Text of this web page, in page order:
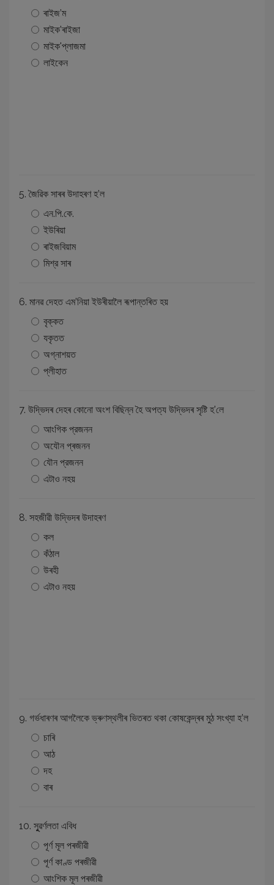
ৰাইজ’ম
মাইক'ৰাইজা
মাইক'প্লাজমা
লাইকেন
5. জৈৱিক সাৰৰ উদাহৰণ হ’ল
এন.পি.কে.
ইউৰিয়া
ৰাইজবিয়াম
মিশ্র সাৰ
6. মানৱ দেহত এম’নিয়া ইউৰীয়ালৈ ৰূপান্তৰিত হয়
বৃক্কত
যকৃতত
অগ্নাশয়ত
প্লীহাত
7. উদ্ভিদৰ দেহৰ কোনো অংশ বিছিন্ন হৈ অপত্য উদ্ভিদৰ সৃষ্টি হ'লে
আংগিক প্রজনন
অযৌন প্ৰজনন
যৌন প্রজনন
এটাও নহয়
8. সহজীৱী উদ্ভিদৰ উদাহৰণ
কল
কঁঠাল
উৰহী
এটাও নহয়
9. গৰ্ভধাৰণৰ আগলৈকে ভ্ৰুণস্থলীৰ ভিতৰত থকা কোষকেন্দ্ৰৰ মুঠ সংখ্যা হ’ল
চাৰি
আঠ
দহ
বাৰ
10. সূুৱৰ্ণলতা এবিধ
পূৰ্ণ মূল পৰজীৱী
পূৰ্ণ কাণ্ড পৰজীৱী
আংশিক মূল পৰজীৱী